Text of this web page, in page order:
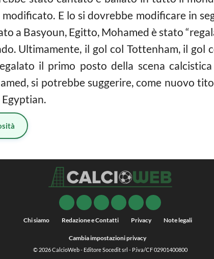
E lo si dovrebbe modificare in
a Basyoun, Egitto, Mohamed è stato
Ultimamente, il gol col Tottenham, il
il primo posto della scena
si potrebbe suggerire, come nuovo
Egyptian.
Chi siamo Redazione e Contatti Privacy Note legali
Cambia impostazioni privacy
© 2026CalcioWeb- Editore Socedit srl - P.iva/CF 02901400800